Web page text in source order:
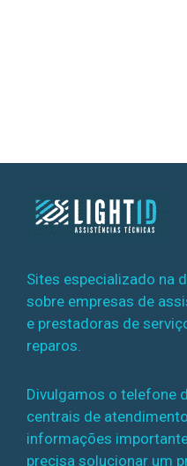
Sites especializado na
sobre empresas de
e prestadoras de
reparos.
Divulgamos o telefone
centrais de
informações
precisa solucionar um